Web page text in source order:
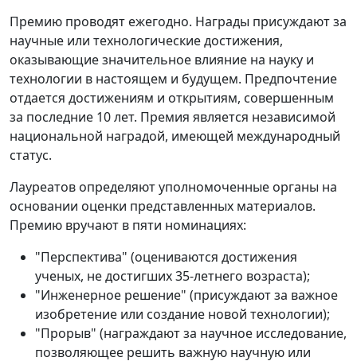
Премию проводят ежегодно. Награды присуждают за
научные или технологические достижения,
оказывающие значительное влияние на науку и
технологии в настоящем и будущем. Предпочтение
отдается достижениям и открытиям, совершенным
за последние 10 лет. Премия является независимой
национальной наградой, имеющей международный
статус.
Лауреатов определяют уполномоченные органы на
основании оценки представленных материалов.
Премию вручают в пяти номинациях:
"Перспектива" (оцениваются достижения
ученых, не достигших 35-летнего возраста);
"Инженерное решение" (присуждают за важное
изобретение или создание новой технологии);
"Прорыв" (награждают за научное исследование,
позволяющее решить важную научную или